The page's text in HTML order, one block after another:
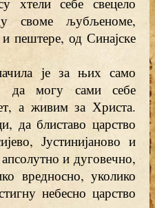
своме љубљеноме,
пештере, од Синајске
је за њих само
да могу сами себе
а живим за Христа.
да блиставо царство
Јустинијаново и
и дуговечно,
вредносно, уколико
небесно царство